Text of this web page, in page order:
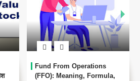
Fund From Operations
(FFO): Meaning, Formula,